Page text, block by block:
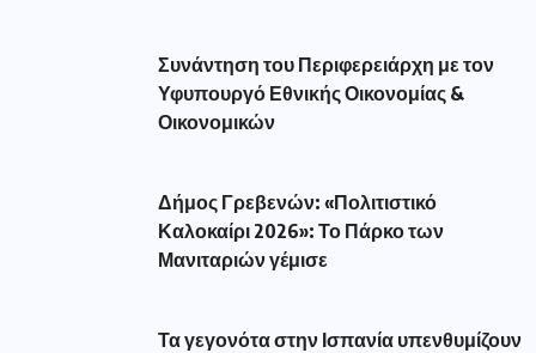
Συνάντηση του Περιφερειάρχη με τον
Υφυπουργό Εθνικής Οικονομίας &
Οικονομικών
Δήμος Γρεβενών: «Πολιτιστικό
Καλοκαίρι 2026»: Το Πάρκο των
Μανιταριών γέμισε
Τα γεγονότα στην Ισπανία υπενθυμίζουν